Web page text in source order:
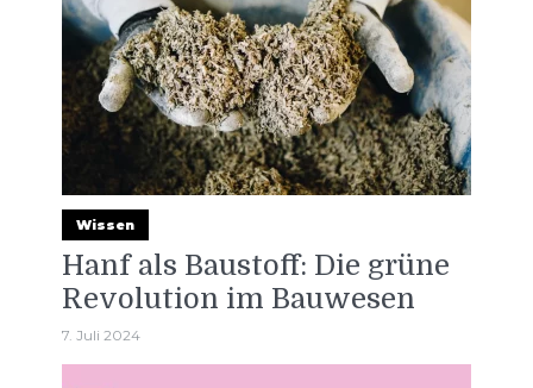
Wissen
Hanf als Baustoff: Die grüne
Revolution im Bauwesen
7. Juli 2024